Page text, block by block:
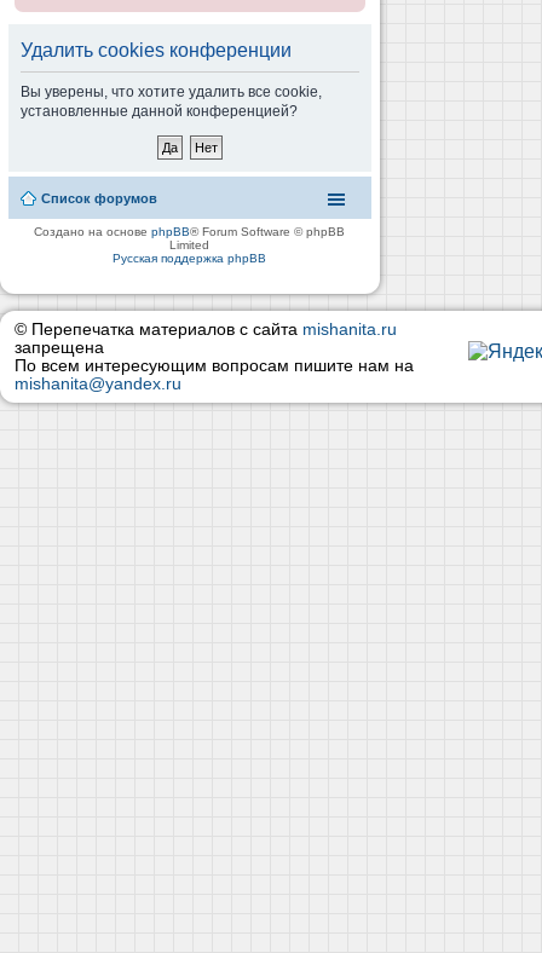
Удалить cookies конференции
Вы уверены, что хотите удалить все cookie,
установленные данной конференцией?
Список форумов
Создано на основеphpBB® Forum Software © phpBB
Limited
Русская поддержка phpBB
© Перепечатка материалов с сайта mishanita.ru
запрещена
По всем интересующим вопросам пишите нам на
mishanita@yandex.ru